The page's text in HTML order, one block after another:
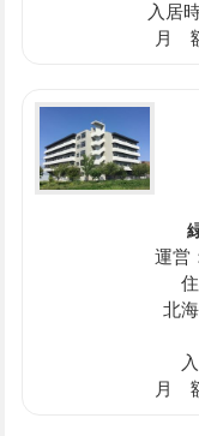
入居
月
運営
北
月